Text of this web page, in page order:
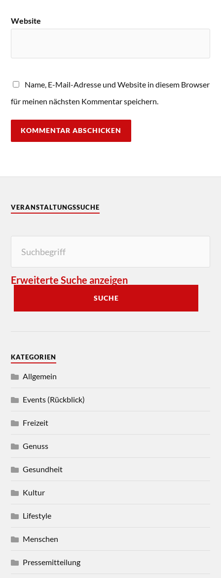
Website
Name, E-Mail-Adresse und Website in diesem Browser
für meinen nächsten Kommentar speichern.
VERANSTALTUNGSSUCHE
Erweiterte Suche anzeigen
SUCHE
KATEGORIEN
Allgemein
Events (Rückblick)
Freizeit
Genuss
Gesundheit
Kultur
Lifestyle
Menschen
Pressemitteilung